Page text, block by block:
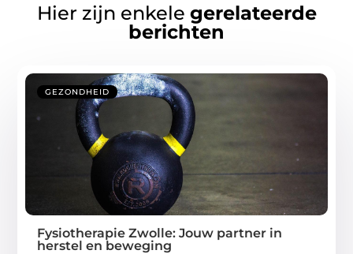
Hier zijn enkele gerelateerde
berichten
GEZONDHEID
Fysiotherapie Zwolle: Jouw partner in
herstel en beweging